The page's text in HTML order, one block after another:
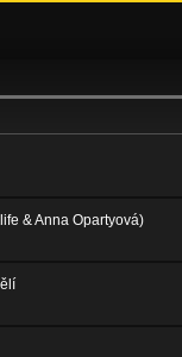
& Anna Opartyová)